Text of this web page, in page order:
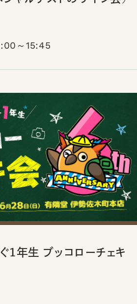
～15:45
1年生 ブッコローチェキ